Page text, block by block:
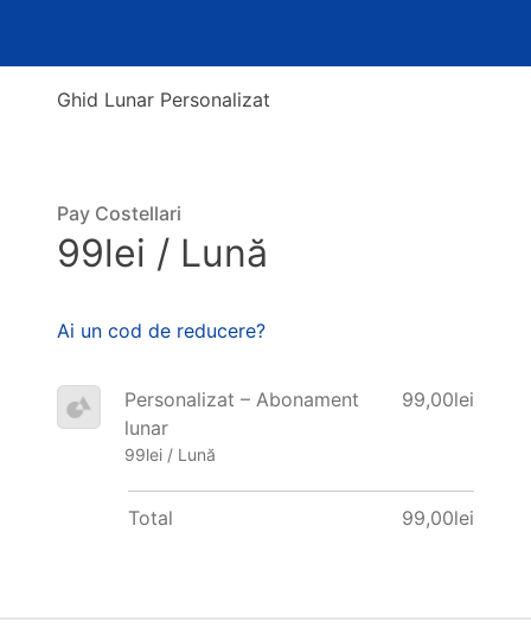
Ghid Lunar Personalizat
Pay Costellari
99lei / Lună
Ai un cod de reducere?
Personalizat – Abonament
lunar
99lei / Lună
99,00lei
Total 99,00lei